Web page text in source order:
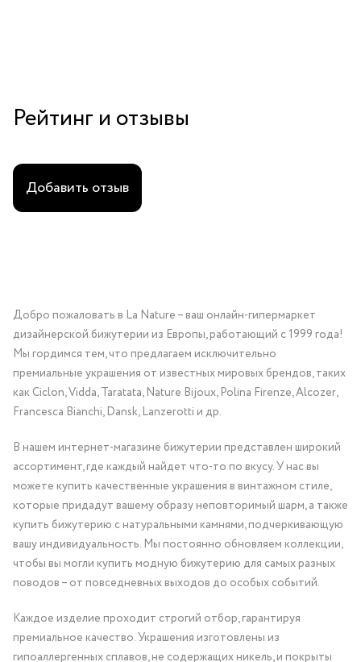
Рейтинг и отзывы
Добавить отзыв
Добро пожаловать в La Nature – ваш онлайн-гипермаркет
дизайнерской бижутерии из Европы, работающий с 1999 года!
Мы гордимся тем, что предлагаем исключительно
премиальные украшения от известных мировых брендов, таких
как Ciclon, Vidda, Taratata, Nature Bijoux, Polina Firenze, Alcozer,
Francesca Bianchi, Dansk, Lanzerotti и др.
В нашем интернет-магазине бижутерии представлен широкий
ассортимент, где каждый найдет что-то по вкусу. У нас вы
можете купить качественные украшения в винтажном стиле,
которые придадут вашему образу неповторимый шарм, а также
купить бижутерию с натуральными камнями, подчеркивающую
вашу индивидуальность. Мы постоянно обновляем коллекции,
чтобы вы могли купить модную бижутерию для самых разных
поводов – от повседневных выходов до особых событий.
Каждое изделие проходит строгий отбор, гарантируя
премиальное качество. Украшения изготовлены из
гипоаллергенных сплавов, не содержащих никель, и покрыты